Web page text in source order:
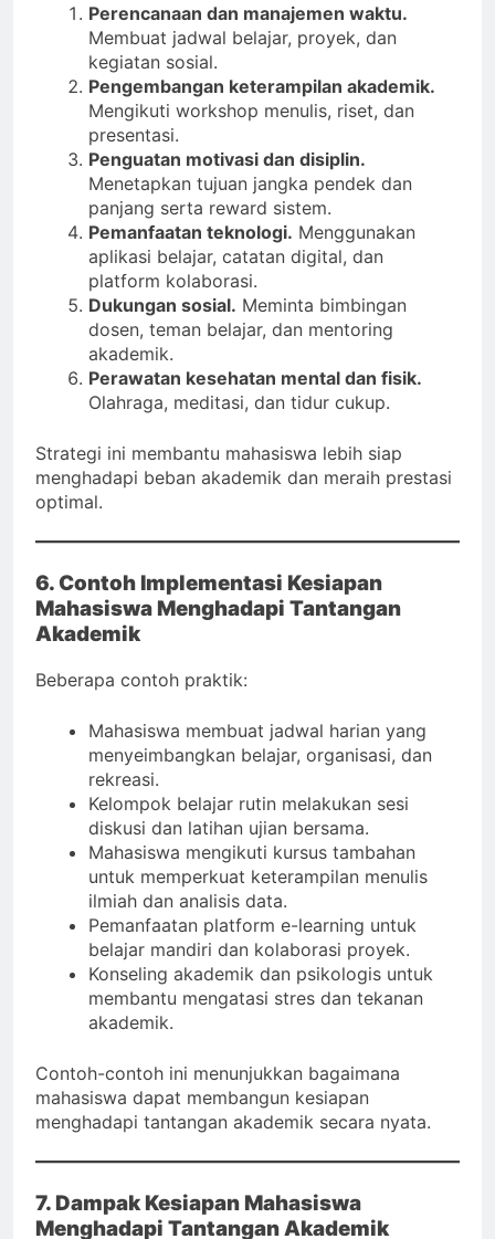
Perencanaan dan manajemen waktu.
Membuat jadwal belajar, proyek, dan
kegiatan sosial.
Pengembangan keterampilan akademik.
Mengikuti workshop menulis, riset, dan
presentasi.
Penguatan motivasi dan disiplin.
Menetapkan tujuan jangka pendek dan
panjang serta reward sistem.
Pemanfaatan teknologi. Menggunakan
aplikasi belajar, catatan digital, dan
platform kolaborasi.
Dukungan sosial. Meminta bimbingan
dosen, teman belajar, dan mentoring
akademik.
Perawatan kesehatan mental dan fisik.
Olahraga, meditasi, dan tidur cukup.
Strategi ini membantu mahasiswa lebih siap
menghadapi beban akademik dan meraih prestasi
optimal.
6. Contoh Implementasi Kesiapan
Mahasiswa Menghadapi Tantangan
Akademik
Beberapa contoh praktik:
Mahasiswa membuat jadwal harian yang
menyeimbangkan belajar, organisasi, dan
rekreasi.
Kelompok belajar rutin melakukan sesi
diskusi dan latihan ujian bersama.
Mahasiswa mengikuti kursus tambahan
untuk memperkuat keterampilan menulis
ilmiah dan analisis data.
Pemanfaatan platform e-learning untuk
belajar mandiri dan kolaborasi proyek.
Konseling akademik dan psikologis untuk
membantu mengatasi stres dan tekanan
akademik.
Contoh-contoh ini menunjukkan bagaimana
mahasiswa dapat membangun kesiapan
menghadapi tantangan akademik secara nyata.
7. Dampak Kesiapan Mahasiswa
Menghadapi Tantangan Akademik